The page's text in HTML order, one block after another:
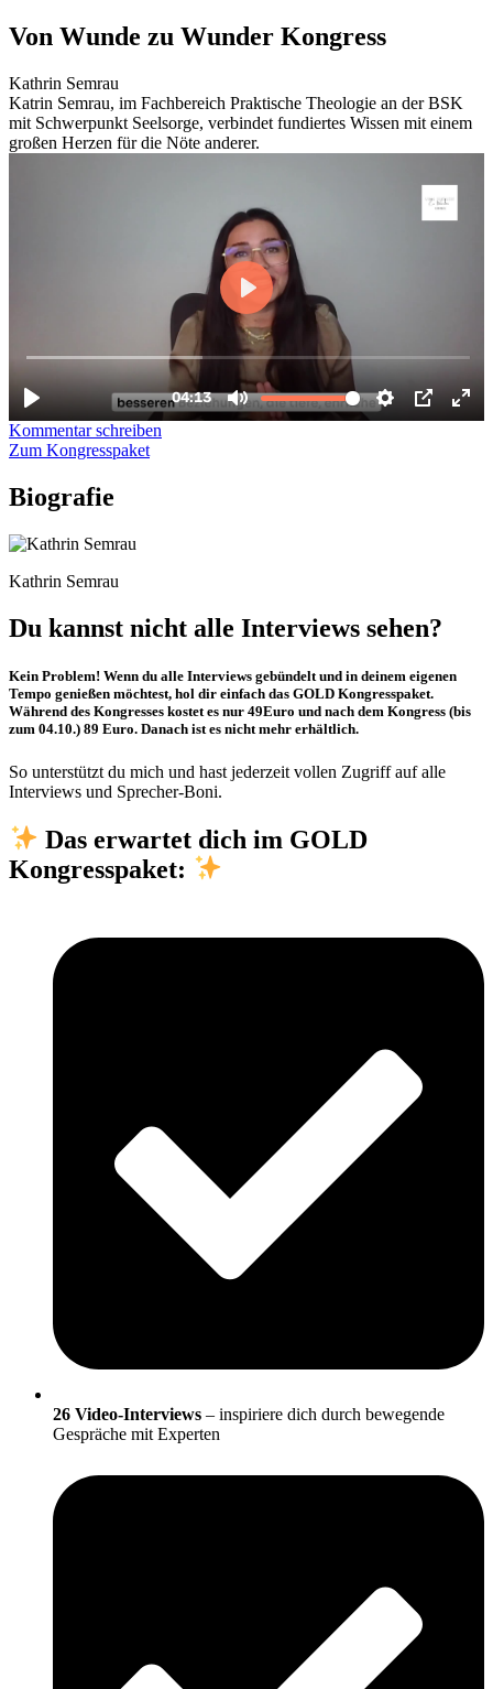
Zum
Inhalt
Von Wunde zu Wunder Kongress
Kathrin Semrau
Katrin Semrau, im Fachbereich Praktische Theologie an der BSK
mit Schwerpunkt Seelsorge, verbindet fundiertes Wissen mit einem
großen Herzen für die Nöte anderer.
Kommentar schreiben
Zum Kongresspaket
Biografie
Kathrin Semrau
Du kannst nicht alle Interviews sehen?
Kein Problem! Wenn du alle Interviews gebündelt und in deinem eigenen
Tempo genießen möchtest, hol dir einfach das GOLD Kongresspaket.
Während des Kongresses kostet es nur 49Euro und nach dem Kongress (bis
zum 04.10.) 89 Euro. Danach ist es nicht mehr erhältlich.
So unterstützt du mich und hast jederzeit vollen Zugriff auf alle
Interviews und Sprecher-Boni.
Das erwartet dich im GOLD
Kongresspaket:
26 Video-Interviews – inspiriere dich durch bewegende
Gespräche mit Experten